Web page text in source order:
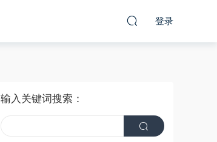
登录
输入关键词搜索：